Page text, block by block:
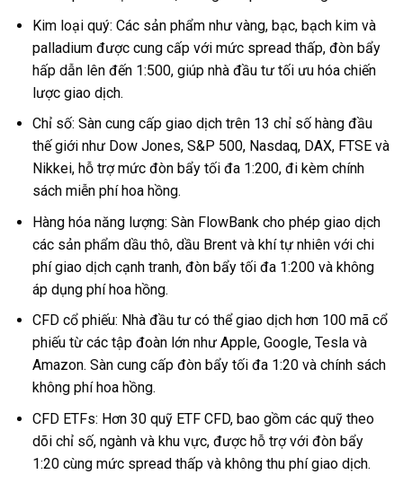
Kim loại quý: Các sản phẩm như vàng, bạc, bạch kim và
palladium được cung cấp với mức spread thấp, đòn bẩy
hấp dẫn lên đến 1:500, giúp nhà đầu tư tối ưu hóa chiến
lược giao dịch.
Chỉ số: Sàn cung cấp giao dịch trên 13 chỉ số hàng đầu
thế giới như Dow Jones, S&P 500, Nasdaq, DAX, FTSE và
Nikkei, hỗ trợ mức đòn bẩy tối đa 1:200, đi kèm chính
sách miễn phí hoa hồng.
Hàng hóa năng lượng: Sàn FlowBank cho phép giao dịch
các sản phẩm dầu thô, dầu Brent và khí tự nhiên với chi
phí giao dịch cạnh tranh, đòn bẩy tối đa 1:200 và không
áp dụng phí hoa hồng.
CFD cổ phiếu: Nhà đầu tư có thể giao dịch hơn 100 mã cổ
phiếu từ các tập đoàn lớn như Apple, Google, Tesla và
Amazon. Sàn cung cấp đòn bẩy tối đa 1:20 và chính sách
không phí hoa hồng.
CFD ETFs: Hơn 30 quỹ ETF CFD, bao gồm các quỹ theo
dõi chỉ số, ngành và khu vực, được hỗ trợ với đòn bẩy
1:20 cùng mức spread thấp và không thu phí giao dịch.